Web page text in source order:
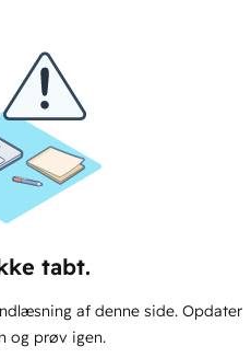
tabt.
af denne side. Opdater
og prøv igen.